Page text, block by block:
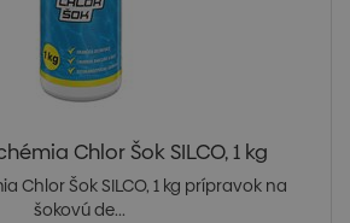
Chlor Šok SILCO, 1 kg
Chlor Šok SILCO, 1 kg prípravok na
šokovú de...